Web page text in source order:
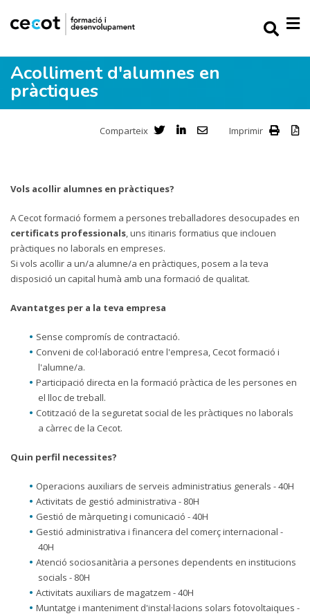
Acolliment d'alumnes en
pràctiques
Comparteix Imprimir
Vols acollir alumnes en pràctiques?
A Cecot formació formem a persones treballadores desocupades en
certificats professionals, uns itinaris formatius que inclouen
pràctiques no laborals en empreses.
Si vols acollir a un/a alumne/a en pràctiques, posem a la teva
disposició un capital humà amb una formació de qualitat.
Avantatges per a la teva empresa
Sense compromís de contractació.
Conveni de col·laboració entre l'empresa, Cecot formació i
l'alumne/a.
Participació directa en la formació pràctica de les persones en
el lloc de treball.
Cotització de la seguretat social de les pràctiques no laborals
a càrrec de la Cecot.
Quin perfil necessites?
Operacions auxiliars de serveis administratius generals - 40H
Activitats de gestió administrativa - 80H
Gestió de màrqueting i comunicació - 40H
Gestió administrativa i financera del comerç internacional -
40H
Atenció sociosanitària a persones dependents en institucions
socials - 80H
Activitats auxiliars de magatzem - 40H
Muntatge i manteniment d'instal·lacions solars fotovoltaiques -